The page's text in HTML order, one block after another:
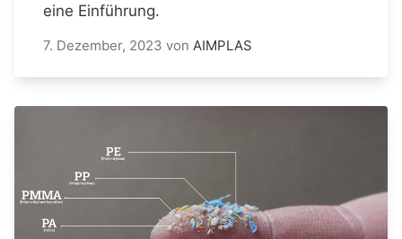
eine Einführung.
7. Dezember, 2023 von AIMPLAS